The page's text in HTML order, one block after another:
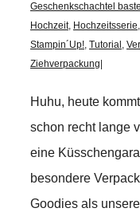
Geschenkschachtel
Hochzeit, Hochzeitsserie,
Stampin´Up!, Tutorial ,
Ziehverpackung
Huhu, heute
schon recht lange
eine
besondere
Goodies als